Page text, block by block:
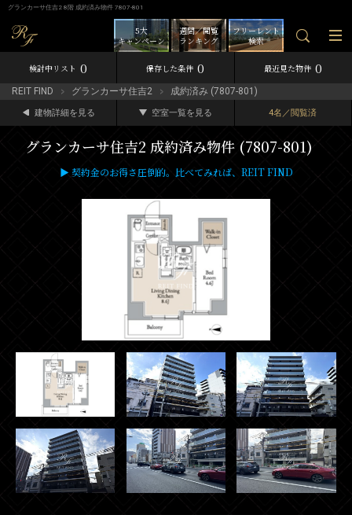
グランカーサ住吉2 8階 成約済み物件 7807-801
フリーレント
検索
週間／閲覧
ランキング
5大
キャンペーン
検討中リスト 0 保存した条件 0 最近見た物件 0
REIT FIND グランカーサ住吉2 成約済み (7807-801)
建物詳細を見る 空室一覧を見る 4名／閲覧済
グランカーサ住吉2 成約済み物件 (7807-801)
▶ 契約金のお得さ圧倒的。比べてみれば、REIT FIND